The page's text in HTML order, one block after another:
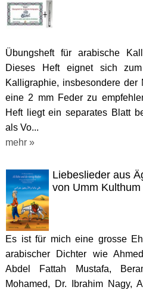
Übungsheft für arabische
Dieses Heft eignet sich
Kalligraphie, insbesondere der
eine 2 mm Feder zu
Heft liegt ein separates Blatt
als Vo...
mehr »
Liebeslieder aus
von Umm Kulthum
Es ist für mich eine grosse
arabischer Dichter wie
Abdel Fattah Mustafa,
Mohamed, Dr. Ibrahim Nagy,